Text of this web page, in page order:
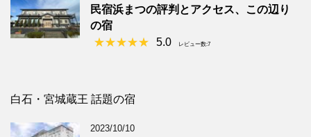
民宿浜まつの評判とアクセス、この辺り
の宿
5.0
レビュー数:7
白石・宮城蔵王 話題の宿
2023/10/10